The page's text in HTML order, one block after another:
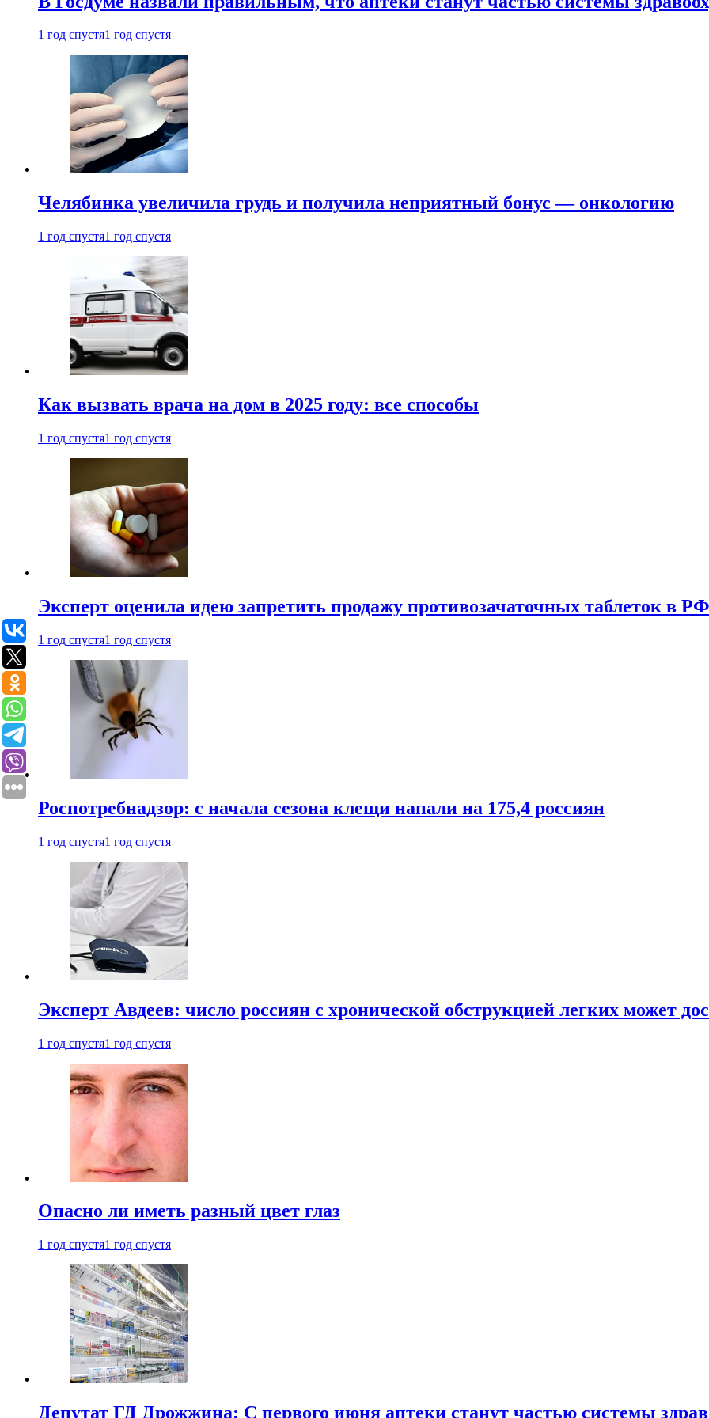
1 год спустя1 год спустя
Челябинка увеличила грудь и получила неприятный бонус — онкологию
1 год спустя1 год спустя
Как вызвать врача на дом в 2025 году: все способы
1 год спустя1 год спустя
Эксперт оценила идею запретить продажу противозачаточных таблеток в РФ
1 год спустя1 год спустя
Роспотребнадзор: с начала сезона клещи напали на 175,4 россиян
1 год спустя1 год спустя
Эксперт Авдеев: число россиян с хронической обструкцией легких может
1 год спустя1 год спустя
Опасно ли иметь разный цвет глаз
1 год спустя1 год спустя
Депутат ГД Дрожжина: С первого июня аптеки станут частью системы